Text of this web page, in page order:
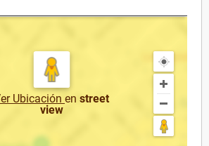
Ubicación en street
view